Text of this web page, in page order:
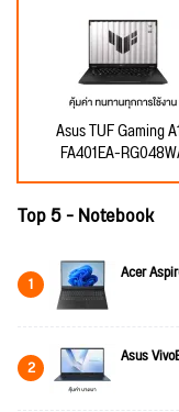
Asus TUF Gaming
FA401EA-
Top 5 - Notebook
1 Acer
2 Asus